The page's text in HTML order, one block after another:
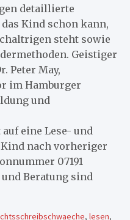
detaillierte
Kind schon kann,
steht sowie
Geistiger
Peter May,
im Hamburger
und
eine Lese- und
nach vorheriger
07191
und Beratung sind
, lesen,